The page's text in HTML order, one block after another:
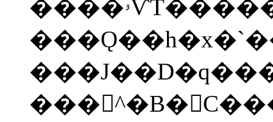
����ۥѶT�����D���t��(���J��),